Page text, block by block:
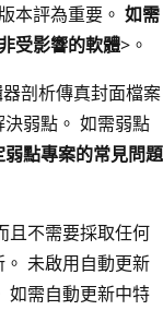
本評為重要。 如需
受影響的軟體>。
剖析傳真封面檔案
弱點。 如需弱點
弱點專案的常見問題
且不需要採取任何
未啟用自動更新
如需自動更新中特